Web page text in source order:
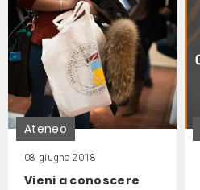
Ateneo
08 giugno 2018
Vieni a conoscere